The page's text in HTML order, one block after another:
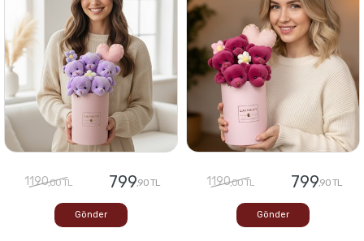
1190,00 TL 799,90 TL
Gönder
1190,00 TL 799,90 TL
Gönder